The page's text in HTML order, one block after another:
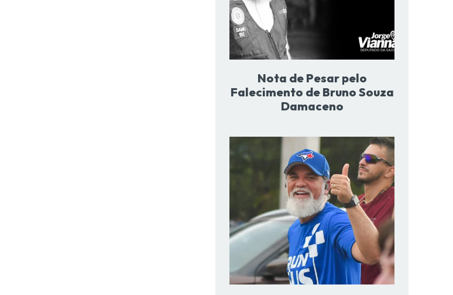
Nota de Pesar pelo
Falecimento de Bruno Souza
Damaceno